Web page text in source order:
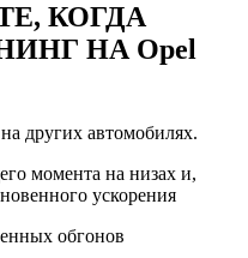
КОГДА
НА Opel
других автомобилях.
момента на низах и,
ускорения
обгонов